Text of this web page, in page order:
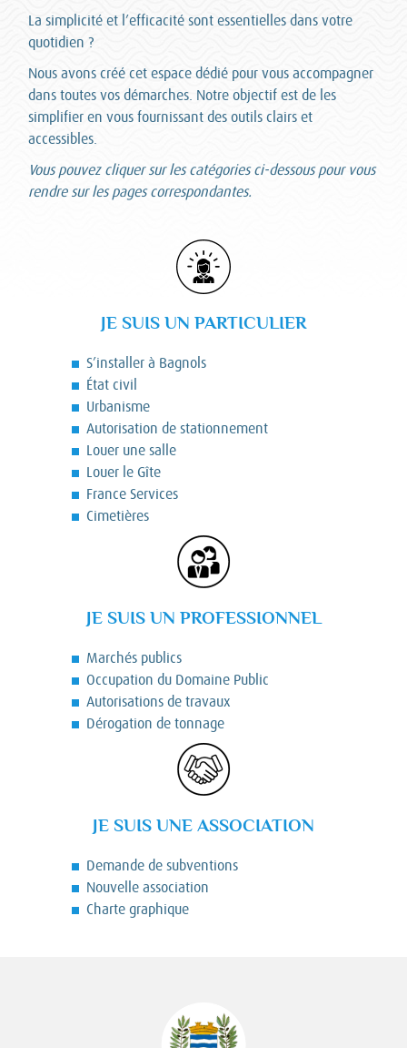
La simplicité et l’efficacité sont essentielles dans votre
quotidien ?
Nous avons créé cet espace dédié pour vous accompagner
dans toutes vos démarches. Notre objectif est de les
simplifier en vous fournissant des outils clairs et
accessibles.
Vous pouvez cliquer sur les catégories ci-dessous pour vous
rendre sur les pages correspondantes.
JE SUIS UN PARTICULIER
S’installer à Bagnols
État civil
Urbanisme
Autorisation de stationnement
Louer une salle
Louer le Gîte
France Services
Cimetières
JE SUIS UN PROFESSIONNEL
Marchés publics
Occupation du Domaine Public
Autorisations de travaux
Dérogation de tonnage
JE SUIS UNE ASSOCIATION
Demande de subventions
Nouvelle association
Charte graphique